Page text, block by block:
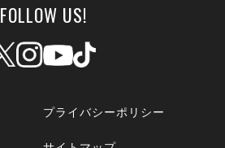
FOLLOW US!
プライバシーポリシー